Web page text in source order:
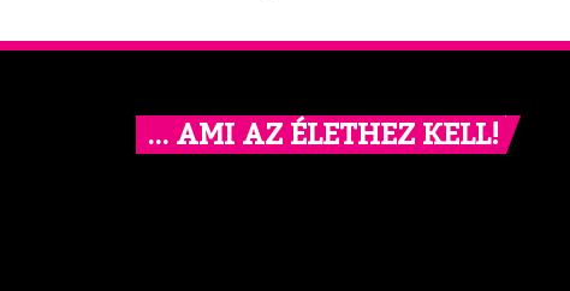
… AMI AZ ÉLETHEZ KELL!